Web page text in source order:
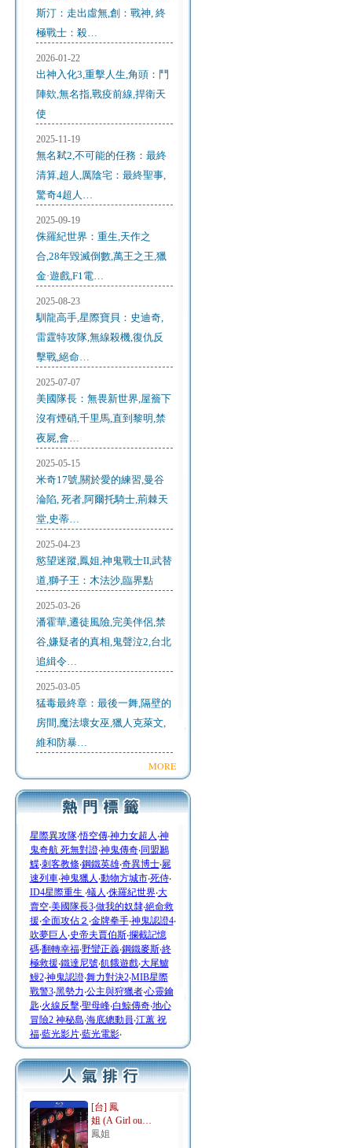
斯汀：走出虛無,創：戰神, 終
極戰士：殺…
2026-01-22
出神入化3,重擊人生,角頭：鬥
陣欸,無名指,戰疫前線,捍衛天
使
2025-11-19
無名弒2,不可能的任務：最終
清算,超人,厲陰宅：最終聖事,
驚奇4超人…
2025-09-19
侏羅紀世界：重生,天作之
合,28年毀滅倒數,萬王之王,獵
金·遊戲,F1電…
2025-08-23
馴龍高手,星際寶貝：史迪奇,
雷霆特攻隊,無線殺機,復仇反
擊戰,絕命…
2025-07-07
美國隊長：無畏新世界,屋簷下
沒有煙硝,千里馬,直到黎明,禁
夜屍,會…
2025-05-15
米奇17號,關於愛的練習,曼谷
淪陷, 死者,阿爾托騎士,荊棘天
堂,史蒂…
2025-04-23
慾望迷蹤,鳳姐,神鬼戰士II,武替
道,獅子王：木法沙,臨界點
2025-03-26
潘霍華,遷徒風險,完美伴侶,禁
谷,嫌疑者的真相,鬼聲泣2,台北
追緝令…
2025-03-05
猛毒最終章：最後一舞,隔壁的
房間,魔法壞女巫,獵人克萊文,
維和防暴…
MORE
星際異攻隊‧悟空傳‧神力女超人 ‧神
鬼奇航 死無對證‧神鬼傳奇‧同盟鶼
鰈‧刺客教條‧鋼鐵英雄‧奇異博士‧屍
速列車‧神鬼獵人 ‧動物方城市‧死侍‧
ID4星際重生 ‧蟻人 ‧侏羅紀世界‧大
賣空‧美國隊長3‧做我的奴隸‧絕命救
援‧全面攻佔２ ‧金牌拳手‧神鬼認證4‧
吹夢巨人 ‧史帝夫賈伯斯‧攔截記憶
碼‧翻轉幸福‧野蠻正義‧鋼鐵麥斯‧終
極救援‧鐵達尼號‧飢餓遊戲‧大尾鱸
鰻2‧神鬼認證‧舞力對決2‧MIB星際
戰警3‧黑勢力‧公主與狩獵者‧心靈鑰
匙‧火線反擊‧聖母峰‧白鯨傳奇‧地心
冒險2 神秘島‧海底總動員‧江蕙 祝
福‧藍光影片‧藍光電影‧
[台] 鳳
姐 (A Girl ou…
鳳姐